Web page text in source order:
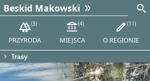
Beskid Makowski
forest 3
PRZYRODA
account_balance 4
MIEJSCA
edit 11
O REGIONIE
search
chevron_right Trasy